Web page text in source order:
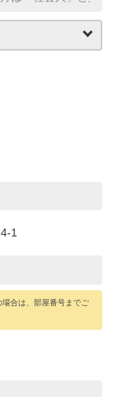
1
合は、部屋番号までご